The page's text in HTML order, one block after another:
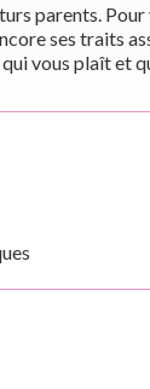
parents.
ses traits
qui vous plaît et